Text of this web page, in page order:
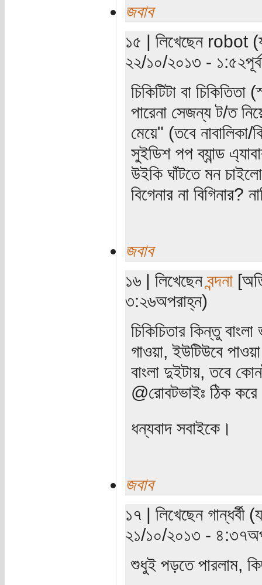
জবাব
১৫ | লিখেছেন robot
২২/১০/২০১৩ -
চিকিটিটা বা
পারেনা সেজন্য ট/ত
মেয়ে" (তবে
সুইডিশ পপ ব্যান্ড
উইকি ঘাঁটতে মন
বিগেনার না বিগিনার?
জবাব
১৬ | লিখেছেনবন্দনা
৩:২৬অপরাহ্ন)
চিকিচিতার কিন্তু
গাওয়া, ইউটিউবে
বাংলা দুইটায়, তবে
@রোবটভাইঃ ঠিক করে
ধন্যবাদ সবাইকে।
জবাব
১৭ | লিখেছেন গান্ধর্বী
২১/১০/২০১৩ -
শুধুই পড়তে পারলাম,